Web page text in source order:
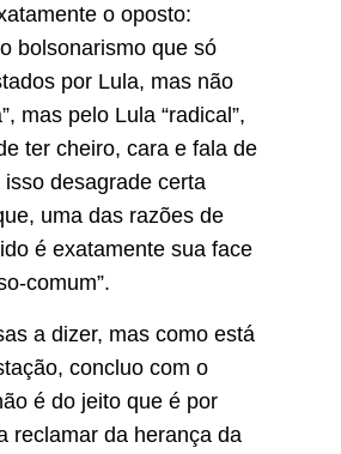
o oposto:
bolsonarismo que só
por Lula, mas não
mas pelo Lula “radical”,
ter cheiro, cara e fala de
desagrade certa
uma das razões de
é exatamente sua face
comum”.
a dizer, mas como está
concluo com o
é do jeito que é por
reclamar da herança da